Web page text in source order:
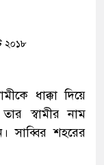
২০১৮
ধাক্কা দিয়ে
স্বামীর নাম
সাব্বির শহরের